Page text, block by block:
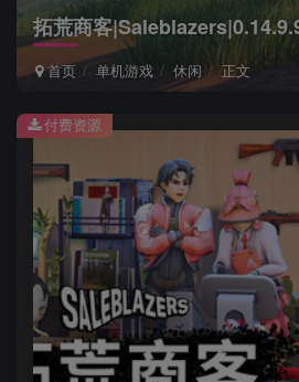
拓荒商客
首页 单机游戏 休闲 正文
付费资源